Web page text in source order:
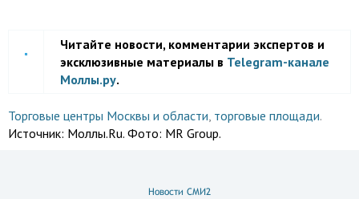
Читайте новости, комментарии экспертов и
эксклюзивные материалы в Telegram-канале
Моллы.ру.
Торговые центры Москвы и области, торговые площади.
Источник: Моллы.Ru. Фото: MR Group.
Новости СМИ2